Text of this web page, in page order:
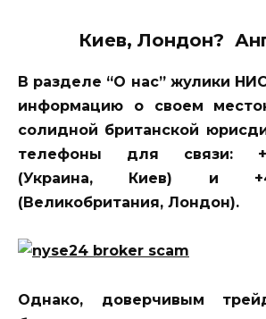
Киев, Лондон?
В разделе “О нас” жулики
информацию о своем
солидной британской
телефоны для связи:
(Украина, Киев) и
(Великобритания, Лондон).
Однако, доверчивым